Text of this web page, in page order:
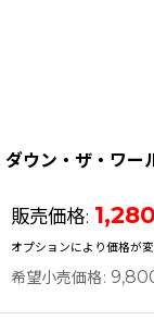
ダウン・ザ・ワー
販売価格: 1,280
オプションにより価格が
希望小売価格: